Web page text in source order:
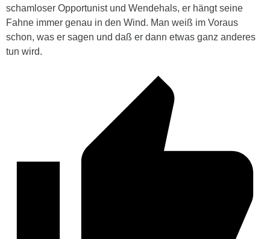
schamloser Opportunist und Wendehals, er hängt seine
Fahne immer genau in den Wind. Man weiß im Voraus
schon, was er sagen und daß er dann etwas ganz anderes
tun wird.